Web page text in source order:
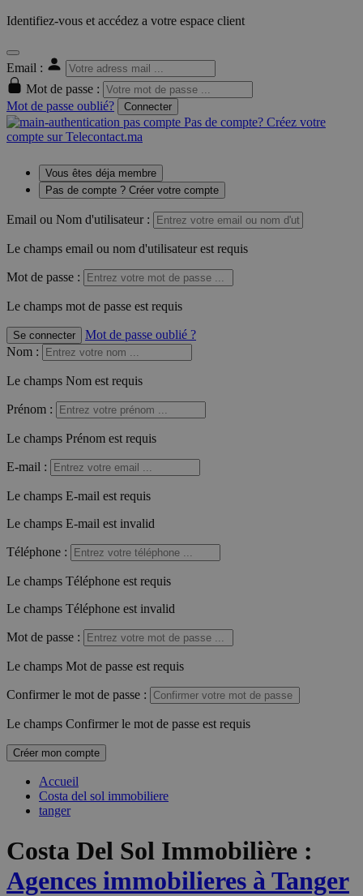
Identifiez-vous et accédez a votre espace client
Email :
Mot de passe :
Mot de passe oublié?
Connecter
Pas de compte? Créez votre
compte sur Telecontact.ma
Vous êtes déja membre
Pas de compte ? Créer votre compte
Email ou Nom d'utilisateur :
Le champs email ou nom d'utilisateur est requis
Mot de passe :
Le champs mot de passe est requis
Se connecter
Mot de passe oublié ?
Nom :
Le champs Nom est requis
Prénom :
Le champs Prénom est requis
E-mail :
Le champs E-mail est requis
Le champs E-mail est invalid
Téléphone :
Le champs Téléphone est requis
Le champs Téléphone est invalid
Mot de passe :
Le champs Mot de passe est requis
Confirmer le mot de passe :
Le champs Confirmer le mot de passe est requis
Créer mon compte
Accueil
Costa del sol immobiliere
tanger
Costa Del Sol Immobilière :
Agences immobilieres à Tanger